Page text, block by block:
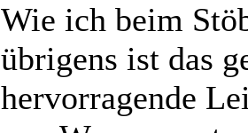
Wie ich beim
übrigens ist das
hervorragende